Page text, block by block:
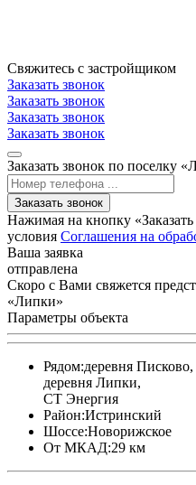
Свяжитесь с застройщиком
Заказать звонок
Заказать звонок
Заказать звонок
Заказать звонок
Заказать звонок по поселку
Заказать звонок
Нажимая на кнопку
условия Соглашения на
Ваша заявка
отправлена
Скоро с Вами свяжется
«Липки»
Параметры объекта
Рядом:деревня Писково,
деревня Липки,
СТ Энергия
Район:Истринский
Шоссе:Новорижское
От МКАД:29 км